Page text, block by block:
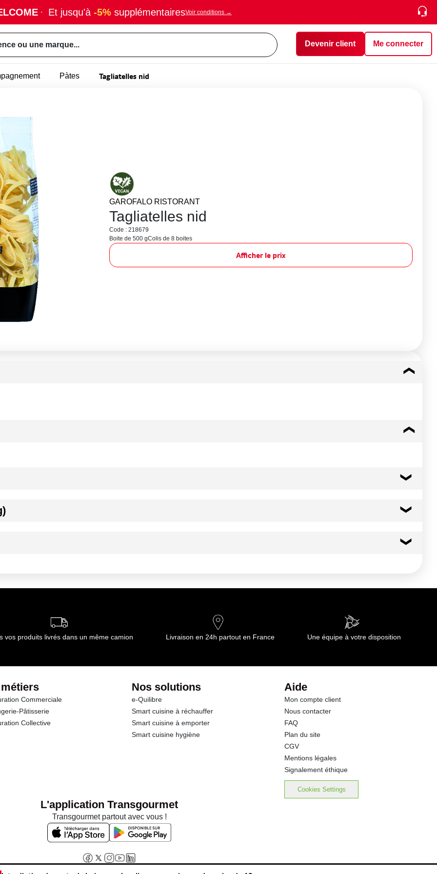
· Et jusqu'à -5% supplémentairesVoir conditions →
ou une marque... Devenir client Me connecter
Pàtes Tagliatelles nid
GAROFALO RISTORANT
Tagliatelles nid
Code : 218679
Boite de 500 gColis de 8 boites
Afficher le prix
de Transgourmet Opérations
de Transgourmet Opérations
vos produits livrés dans un même camion Livraison en 24h partout en France Une équipe à votre disposition
Commerciale
Pâtisserie
Collective
Nos solutions
e-Quilibre
Smart cuisine à réchauffer
Smart cuisine à emporter
Smart cuisine hygiène
Aide
Mon compte client
Nous contacter
FAQ
Plan du site
CGV
Mentions légales
Signalement éthique
Cookies Settings
L'application Transgourmet
Transgourmet partout avec vous !